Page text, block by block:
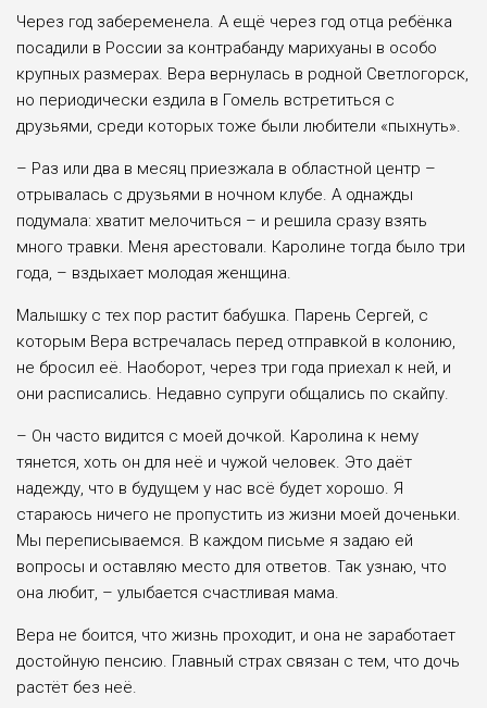
Через год забеременела. А ещё через год отца ребёнка
посадили в России за контрабанду марихуаны в особо
крупных размерах. Вера вернулась в родной Светлогорск,
но периодически ездила в Гомель встретиться с
друзьями, среди которых тоже были любители «пыхнуть».
– Раз или два в месяц приезжала в областной центр –
отрывалась с друзьями в ночном клубе. А однажды
подумала: хватит мелочиться – и решила сразу взять
много травки. Меня арестовали. Каролине тогда было три
года, – вздыхает молодая женщина.
Малышку с тех пор растит бабушка. Парень Сергей, с
которым Вера встречалась перед отправкой в колонию,
не бросил её. Наоборот, через три года приехал к ней, и
они расписались. Недавно супруги общались по скайпу.
– Он часто видится с моей дочкой. Каролина к нему
тянется, хоть он для неё и чужой человек. Это даёт
надежду, что в будущем у нас всё будет хорошо. Я
стараюсь ничего не пропустить из жизни моей доченьки.
Мы переписываемся. В каждом письме я задаю ей
вопросы и оставляю место для ответов. Так узнаю, что
она любит, – улыбается счастливая мама.
Вера не боится, что жизнь проходит, и она не заработает
достойную пенсию. Главный страх связан с тем, что дочь
растёт без неё.